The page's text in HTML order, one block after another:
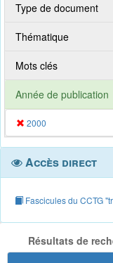
Type de document
Thématique
Mots clés
Année de publication
2000
Accès direct
Fascicules du CCTG
Résultats de